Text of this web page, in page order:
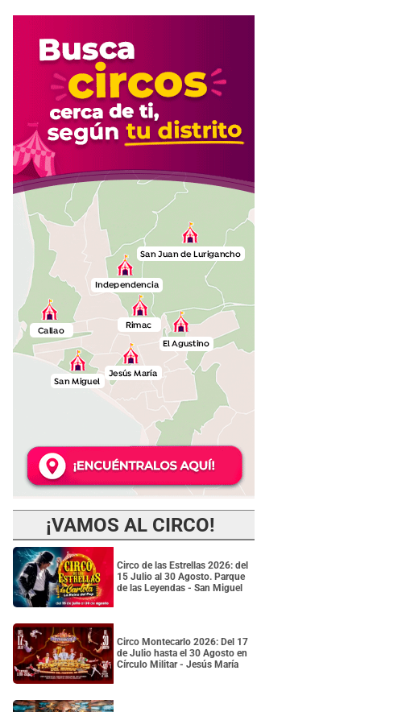
¡VAMOS AL CIRCO!
Circo de las Estrellas 2026: del
15 Julio al 30 Agosto. Parque
de las Leyendas - San Miguel
Circo Montecarlo 2026: Del 17
de Julio hasta el 30 Agosto en
Círculo Militar - Jesús María